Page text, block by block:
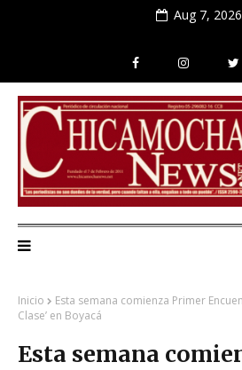
Aug 7, 2026
Inicio
Esta semana comienza Primer
Clase’ en Boyacá
Esta semana